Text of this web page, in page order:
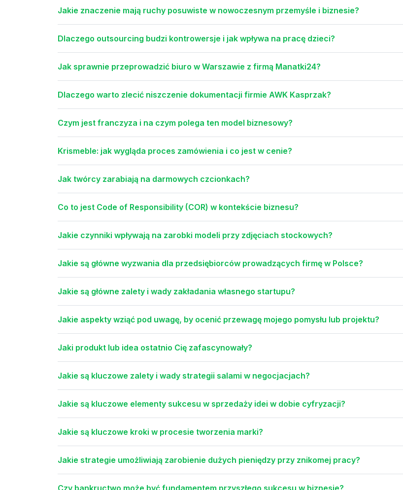
Jakie znaczenie mają ruchy posuwiste w nowoczesnym przemyśle i biznesie?
Dlaczego outsourcing budzi kontrowersje i jak wpływa na pracę dzieci?
Jak sprawnie przeprowadzić biuro w Warszawie z firmą Manatki24?
Dlaczego warto zlecić niszczenie dokumentacji firmie AWK Kasprzak?
Czym jest franczyza i na czym polega ten model biznesowy?
Krismeble: jak wygląda proces zamówienia i co jest w cenie?
Jak twórcy zarabiają na darmowych czcionkach?
Co to jest Code of Responsibility (COR) w kontekście biznesu?
Jakie czynniki wpływają na zarobki modeli przy zdjęciach stockowych?
Jakie są główne wyzwania dla przedsiębiorców prowadzących firmę w Polsce?
Jakie są główne zalety i wady zakładania własnego startupu?
Jakie aspekty wziąć pod uwagę, by ocenić przewagę mojego pomysłu lub projektu?
Jaki produkt lub idea ostatnio Cię zafascynowały?
Jakie są kluczowe zalety i wady strategii salami w negocjacjach?
Jakie są kluczowe elementy sukcesu w sprzedaży idei w dobie cyfryzacji?
Jakie są kluczowe kroki w procesie tworzenia marki?
Jakie strategie umożliwiają zarobienie dużych pieniędzy przy znikomej pracy?
Czy bankructwo może być fundamentem przyszłego sukcesu w biznesie?